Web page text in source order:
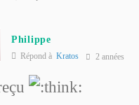
Philippe
Répond à Kratos 2 années